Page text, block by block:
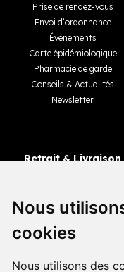
Nous
cookies
Nous utilisons des
Prise de rendez-vous
Envoi d’ordonnance
Événements
Carte épidémiologique
Pharmacie de garde
Conseils & Actualités
Newsletter
Retrait & Livraison
Livraisons